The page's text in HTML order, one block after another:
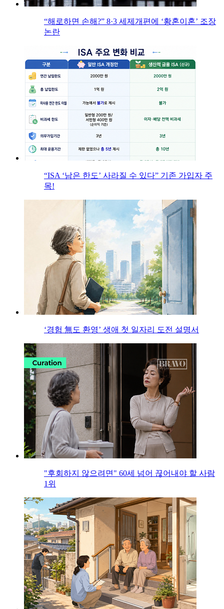
“해로하면 손해?” 8·3 세제개편에 ‘황혼이혼’ 조장
논란
“ISA ‘남은 한도’ 사라질 수 있다” 기존 가입자 주
목!
‘경험 無도 환영’ 생애 첫 일자리 도전 설명서
"후회하지 않으려면" 60세 넘어 끊어내야 할 사람
1위